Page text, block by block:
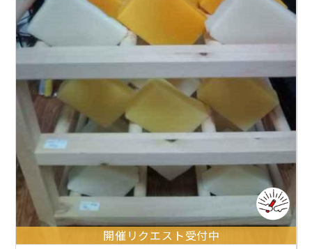
開催リクエスト受付中